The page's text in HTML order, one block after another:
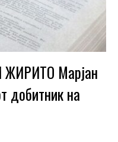
Марјан
добитник на